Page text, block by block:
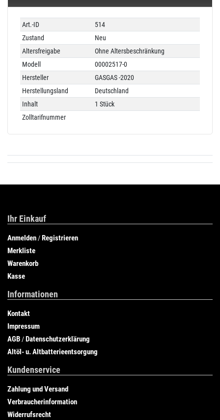
Technisches
Merkmal
Wert
Art.-ID
514
Zustand
Neu
Altersfreigabe
Ohne Altersbeschränkung
Modell
00002517-0
Hersteller
GASGAS -2020
Herstellungsland
Deutschland
Inhalt
1 Stück
Zolltarifnummer
Ihr Einkauf
Anmelden /Registrieren
Merkliste
Warenkorb
Kasse
Informationen
Kontakt
Impressum
AGB /Datenschutzerklärung
Altöl- u. Altbatterieentsorgung
Kundenservice
Zahlung und Versand
Verbraucherinformation
Widerrufsrecht